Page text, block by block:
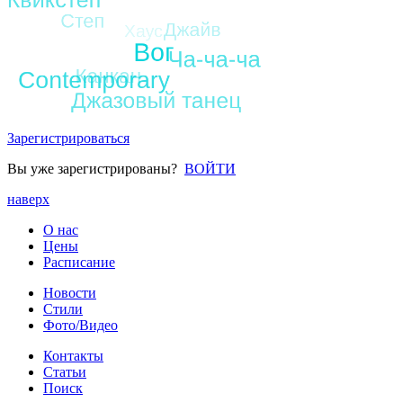
Зарегистрироваться
Вы уже зарегистрированы? ВОЙТИ
наверх
О нас
Цены
Расписание
Новости
Стили
Фото/Видео
Контакты
Статьи
Поиск